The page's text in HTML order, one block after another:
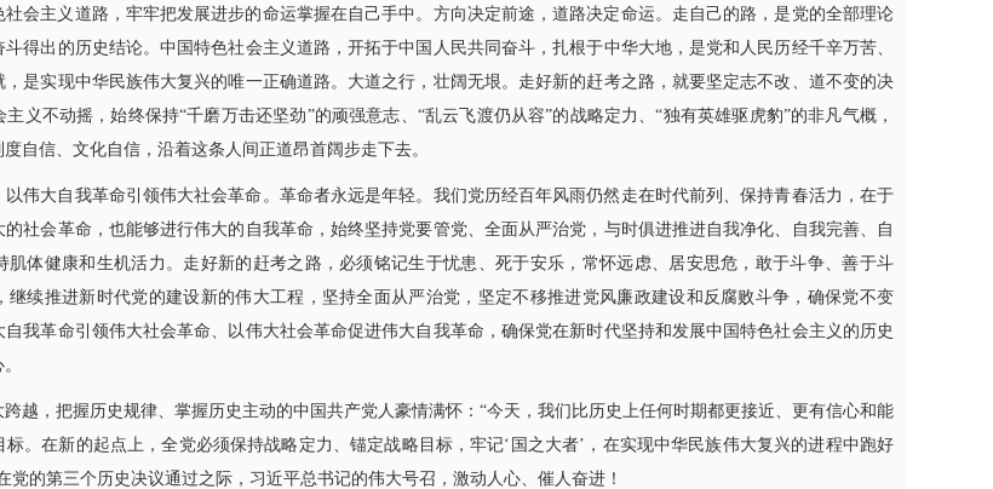
主义道路，牢牢把发展进步的命运掌握在自己手中。方向决定前途，道路决定命运。走自己的路，是党的全部理论
得出的历史结论。中国特色社会主义道路，开拓于中国人民共同奋斗，扎根于中华大地，是党和人民历经千辛万苦、
是实现中华民族伟大复兴的唯一正确道路。大道之行，壮阔无垠。走好新的赶考之路，就要坚定志不改、道不变的决
义不动摇，始终保持“千磨万击还坚劲”的顽强意志、“乱云飞渡仍从容”的战略定力、“独有英雄驱虎豹”的非凡气概，
自信、文化自信，沿着这条人间正道昂首阔步走下去。
大自我革命引领伟大社会革命。革命者永远是年轻。我们党历经百年风雨仍然走在时代前列、保持青春活力，在于
社会革命，也能够进行伟大的自我革命，始终坚持党要管党、全面从严治党，与时俱进推进自我净化、自我完善、自
肌体健康和生机活力。走好新的赶考之路，必须铭记生于忧患、死于安乐，常怀远虑、居安思危，敢于斗争、善于斗
继续推进新时代党的建设新的伟大工程，坚持全面从严治党，坚定不移推进党风廉政建设和反腐败斗争，确保党不变
我革命引领伟大社会革命、以伟大社会革命促进伟大自我革命，确保党在新时代坚持和发展中国特色社会主义的历史
，把握历史规律、掌握历史主动的中国共产党人豪情满怀：“今天，我们比历史上任何时期都更接近、更有信心和能
。在新的起点上，全党必须保持战略定力、锚定战略目标，牢记‘国之大者’，在实现中华民族伟大复兴的进程中跑好
党的第三个历史决议通过之际，习近平总书记的伟大号召，激动人心、催人奋进！